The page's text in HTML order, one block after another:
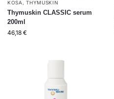
KOSA ,THYMUSKIN
Thymuskin CLASSIC serum
200ml
46,18 €